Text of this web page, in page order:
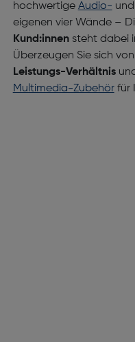
hochwertige Audio-
eigenen vier Wände –
Kund:innen steht dabei
Überzeugen Sie sich
Leistungs-Verhältnis
Multimedia-Zubehörfür